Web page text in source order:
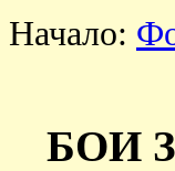
Начало:
БОИ